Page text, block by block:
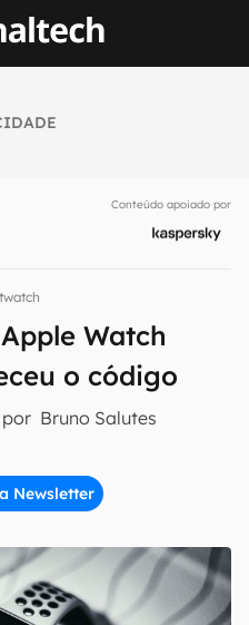
Conteúdo apoiado por
Watch
o código
por Bruno Salutes
Newsletter
em primeira
se
com os